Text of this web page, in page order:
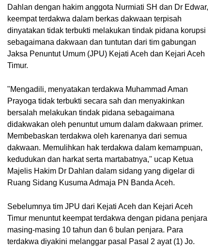
Dahlan dengan hakim anggota Nurmiati SH dan Dr Edwar,
keempat terdakwa dalam berkas dakwaan terpisah
dinyatakan tidak terbukti melakukan tindak pidana korupsi
sebagaimana dakwaan dan tuntutan dari tim gabungan
Jaksa Penuntut Umum (JPU) Kejati Aceh dan Kejari Aceh
Timur.
"Mengadili, menyatakan terdakwa Muhammad Aman
Prayoga tidak terbukti secara sah dan menyakinkan
bersalah melakukan tindak pidana sebagaimana
didakwakan oleh penuntut umum dalam dakwaan primer.
Membebaskan terdakwa oleh karenanya dari semua
dakwaan. Memulihkan hak terdakwa dalam kemampuan,
kedudukan dan harkat serta martabatnya," ucap Ketua
Majelis Hakim Dr Dahlan dalam sidang yang digelar di
Ruang Sidang Kusuma Admaja PN Banda Aceh.
Sebelumnya tim JPU dari Kejati Aceh dan Kejari Aceh
Timur menuntut keempat terdakwa dengan pidana penjara
masing-masing 10 tahun dan 6 bulan penjara. Para
terdakwa diyakini melanggar pasal Pasal 2 ayat (1) Jo.